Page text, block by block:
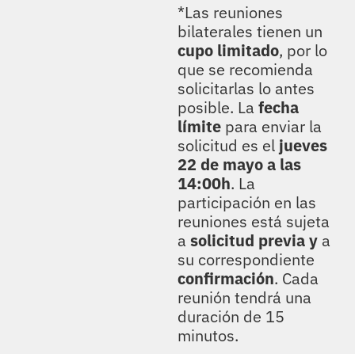
*Las reuniones
bilaterales tienen un
cupo limitado, por lo
que se recomienda
solicitarlas lo antes
posible. La fecha
límite para enviar la
solicitud es el jueves
22 de mayo a las
14:00h. La
participación en las
reuniones está sujeta
a solicitud previa y a
su correspondiente
confirmación. Cada
reunión tendrá una
duración de 15
minutos.